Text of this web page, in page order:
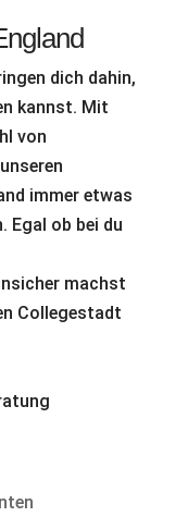
dich dahin,
kannst. Mit
von
immer etwas
Egal ob bei du
machst
Collegestadt